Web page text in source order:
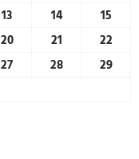
13 14
15
20 21
22
27 28
29